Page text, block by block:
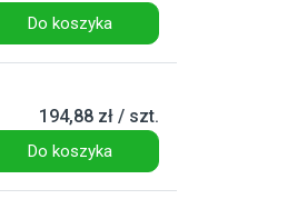
Do koszyka
194,88 zł / szt.
Do koszyka